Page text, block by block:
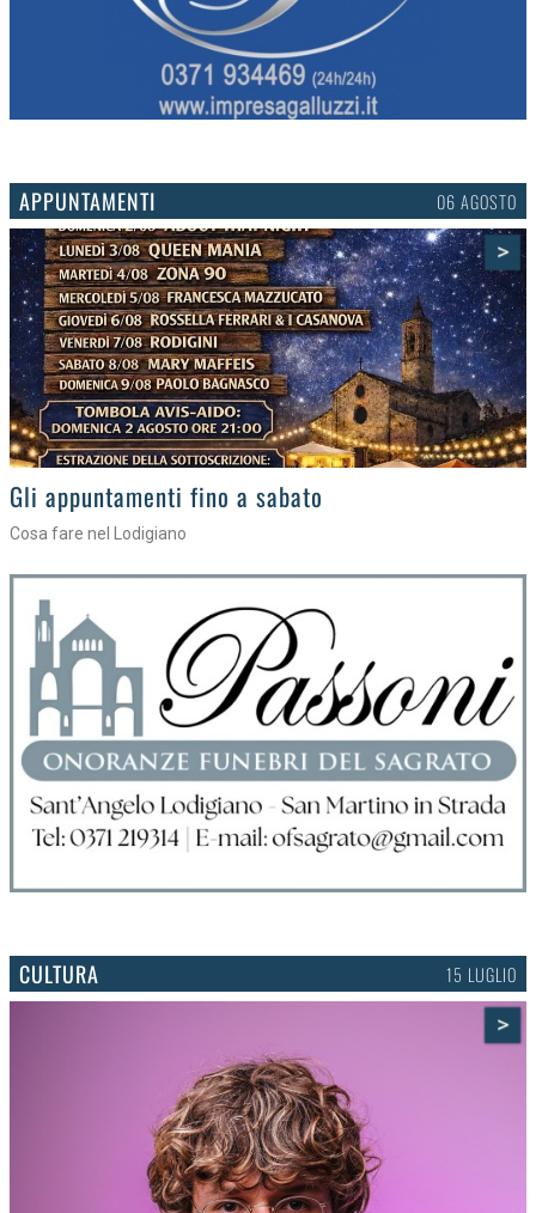
APPUNTAMENTI 03 AGOSTO
>
Gli eventi della settimana
Tra torte, cinema e musica live
CULTURA 15 LUGLIO
>